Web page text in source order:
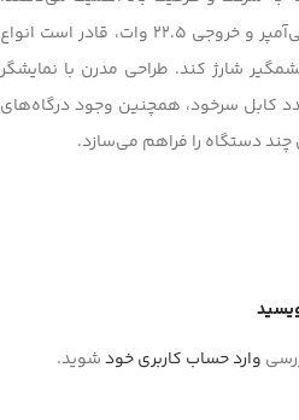
این پاوربانک با ظرفیت 20000 میلی‌آمپر و خروجی 22.5 وات، قادر است انواع
شارژ کند. طراحی مدرن با نمایشگر
شارژ دیجیتالی به همراه 4 عدد کابل سرخود، همچنین وجود درگاه‌های
وارد حساب کاربری خودشوید.